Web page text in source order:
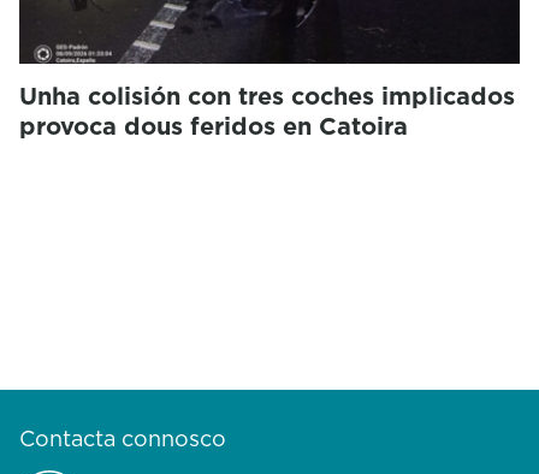
Unha colisión con tres coches implicados
provoca dous feridos en Catoira
Contacta connosco